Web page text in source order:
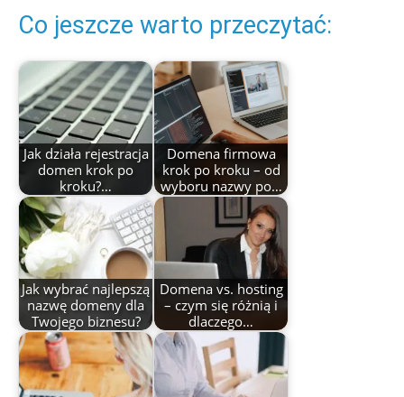
Co jeszcze warto przeczytać:
Jak działa rejestracja
domen krok po
kroku?…
Domena firmowa
krok po kroku – od
wyboru nazwy po…
Jak wybrać najlepszą
nazwę domeny dla
Twojego biznesu?
Domena vs. hosting
– czym się różnią i
dlaczego…